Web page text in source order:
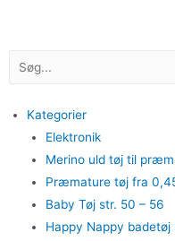
Kategorier
Elektronik
Merino uld tøj til
Præmature tøj fra
Baby Tøj str. 50 – 56
Happy Nappy badetøj